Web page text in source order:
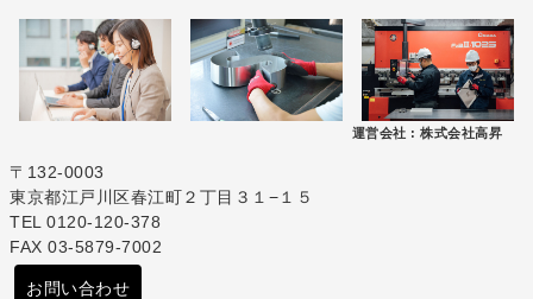
運営会社 : 株式会社高昇
〒132-0003
東京都江戸川区春江町２丁目３１−１５
TEL 0120-120-378
FAX 03-5879-7002
お問い合わせ